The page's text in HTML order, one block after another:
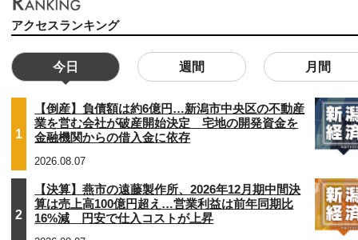
アクセスランキング
今日 週間 月間
1
【倒産】負債額は約6億円…新潟市中央区の不動産
業を営む会社が破産開始決定 宅地の開発資金を
金融機関からの借入金に依存
2026.08.07
2
【決算】燕市の遠藤製作所、2026年12月期中間決
算は売上高100億円超え…営業利益は前年同期比
16%減 円安で仕入コストが上昇